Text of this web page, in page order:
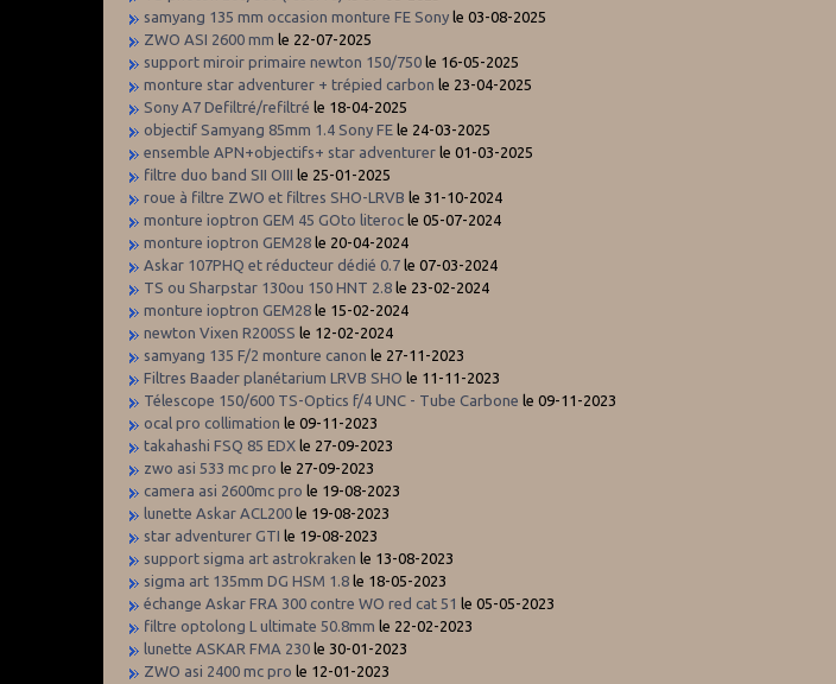
samyang 135 mm occasion monture FE Sony le 03-08-2025
ZWO ASI 2600 mm le 22-07-2025
support miroir primaire newton 150/750 le 16-05-2025
monture star adventurer + trépied carbon le 23-04-2025
Sony A7 Defiltré/refiltré le 18-04-2025
objectif Samyang 85mm 1.4 Sony FE le 24-03-2025
ensemble APN+objectifs+ star adventurer le 01-03-2025
filtre duo band SII OIII le 25-01-2025
roue à filtre ZWO et filtres SHO-LRVB le 31-10-2024
monture ioptron GEM 45 GOto literoc le 05-07-2024
monture ioptron GEM28 le 20-04-2024
Askar 107PHQ et réducteur dédié 0.7 le 07-03-2024
TS ou Sharpstar 130ou 150 HNT 2.8 le 23-02-2024
monture ioptron GEM28 le 15-02-2024
newton Vixen R200SS le 12-02-2024
samyang 135 F/2 monture canon le 27-11-2023
Filtres Baader planétarium LRVB SHO le 11-11-2023
Télescope 150/600 TS-Optics f/4 UNC - Tube Carbone le 09-11-2023
ocal pro collimation le 09-11-2023
takahashi FSQ 85 EDX le 27-09-2023
zwo asi 533 mc pro le 27-09-2023
camera asi 2600mc pro le 19-08-2023
lunette Askar ACL200 le 19-08-2023
star adventurer GTI le 19-08-2023
support sigma art astrokraken le 13-08-2023
sigma art 135mm DG HSM 1.8 le 18-05-2023
échange Askar FRA 300 contre WO red cat 51 le 05-05-2023
filtre optolong L ultimate 50.8mm le 22-02-2023
lunette ASKAR FMA 230 le 30-01-2023
ZWO asi 2400 mc pro le 12-01-2023